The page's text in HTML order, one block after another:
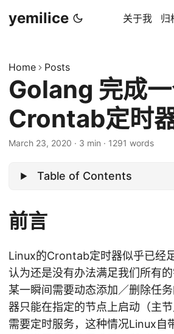
yemilice 关于我 归
Home Posts
Golang 完成
Crontab定时器
March 23, 2020 · 3 min · 1291 words
Table of Contents
前言
Linux的Crontab定时器似乎已经
认为还是没有办法满足我们所有
某一瞬间需要动态添加／删除任
器只能在指定的节点上启动（主
需要定时服务，这种情况Linux自